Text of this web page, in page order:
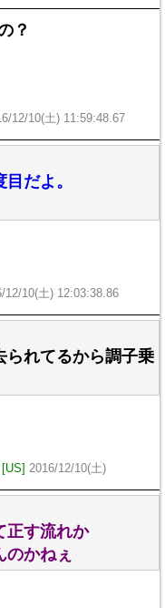
？
12/10(土) 11:59:48.67
だよ。
12/10(土) 12:03:38.86
られてるから調子乗
2016/12/10(土)
正す流れか
のかねぇ